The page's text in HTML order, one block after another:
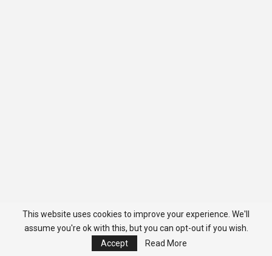
This website uses cookies to improve your experience. We'll
assume you're ok with this, but you can opt-out if you wish.
Accept
Read More